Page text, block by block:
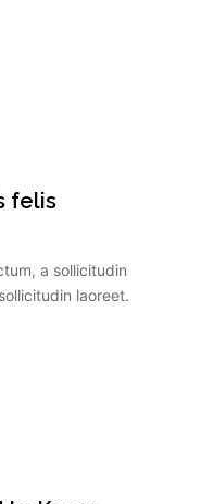
felis
a sollicitudin
laoreet.